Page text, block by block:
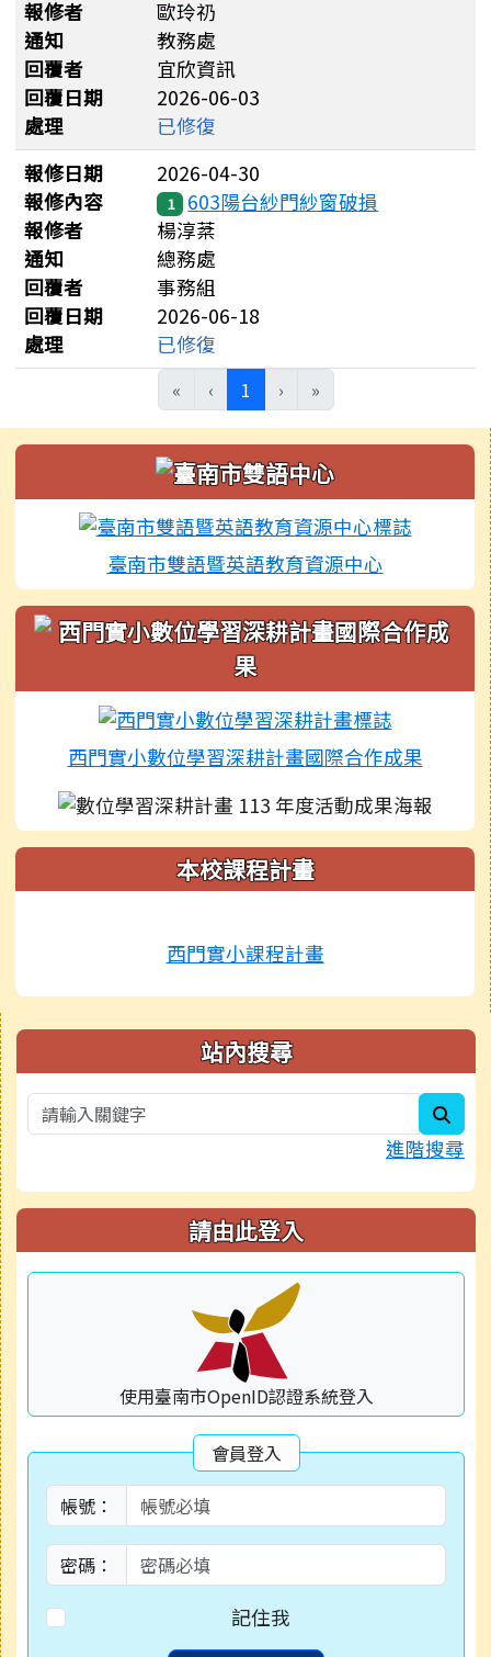
報修者
歐玲礽
通知
教務處
回覆者
宜欣資訊
回覆日期
2026-06-03
處理
已修復
報修日期
2026-04-30
報修內容
1
603陽台紗門紗窗破損
報修者
楊淳棻
通知
總務處
回覆者
事務組
回覆日期
2026-06-18
處理
已修復
« ‹ 1 (目前頁次)
› »
左邊區域內容
臺南市雙語暨英語教育資源中心
西門實小數位學習深耕計畫國際合作成果
本校課程計畫
西門實小課程計畫
右邊區域內容 站內搜尋
進階搜尋
請由此登入
使用臺南市OpenID認證系統登入
會員登入
帳號：
密碼：
記住我